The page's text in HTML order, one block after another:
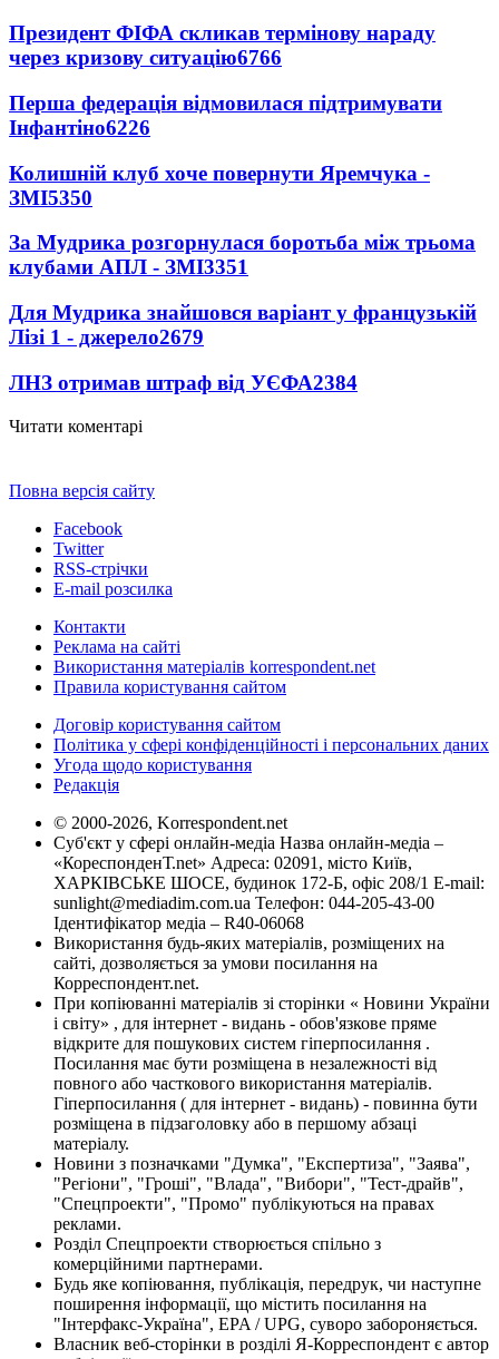
Президент ФІФА скликав термінову нараду
через кризову ситуацію6766
Перша федерація відмовилася підтримувати
Інфантіно6226
Колишній клуб хоче повернути Яремчука -
ЗМІ5350
За Мудрика розгорнулася боротьба між трьома
клубами АПЛ - ЗМІ3351
Для Мудрика знайшовся варіант у французькій
Лізі 1 - джерело2679
ЛНЗ отримав штраф від УЄФА2384
Читати коментарі
Повна версія сайту
Facebook
Twitter
RSS-стрічки
E-mail розсилка
Контакти
Реклама на сайті
Використання матеріалів korrespondent.net
Правила користування сайтом
Договір користування сайтом
Політика у сфері конфіденційності і персональних даних
Угода щодо користування
Редакція
© 2000-2026, Korrespondent.net
Суб'єкт у сфері онлайн-медіа Назва онлайн-медіа –
«КореспонденТ.net» Адреса: 02091, місто Київ,
ХАРКІВСЬКЕ ШОСЕ, будинок 172-Б, офіс 208/1 E-mail:
sunlight@mediadim.com.ua Телефон: 044-205-43-00
Ідентифікатор медіа – R40-06068
Використання будь-яких матеріалів, розміщених на
сайті, дозволяється за умови посилання на
Корреспондент.net.
При копіюванні матеріалів зі сторінки « Новини України
і світу» , для інтернет - видань - обов'язкове пряме
відкрите для пошукових систем гіперпосилання .
Посилання має бути розміщена в незалежності від
повного або часткового використання матеріалів.
Гіперпосилання ( для інтернет - видань) - повинна бути
розміщена в підзаголовку або в першому абзаці
матеріалу.
Новини з позначками "Думка", "Експертиза", "Заява",
"Регіони", "Гроші", "Влада", "Вибори", "Тест-драйв",
"Спецпроекти", "Промо" публікуються на правах
реклами.
Розділ Спецпроекти створюється спільно з
комерційними партнерами.
Будь яке копіювання, публікація, передрук, чи наступне
поширення інформації, що містить посилання на
"Інтерфакс-Україна", EPA / UPG, суворо забороняється.
Власник веб-сторінки в розділі Я-Корреспондент є автор